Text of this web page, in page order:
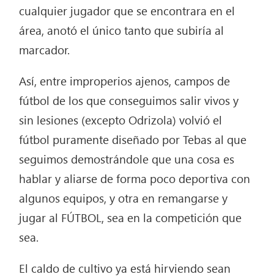
cualquier jugador que se encontrara en el
área, anotó el único tanto que subiría al
marcador.
Así, entre improperios ajenos, campos de
fútbol de los que conseguimos salir vivos y
sin lesiones (excepto Odrizola) volvió el
fútbol puramente diseñado por Tebas al que
seguimos demostrándole que una cosa es
hablar y aliarse de forma poco deportiva con
algunos equipos, y otra en remangarse y
jugar al FÚTBOL, sea en la competición que
sea.
El caldo de cultivo ya está hirviendo sean